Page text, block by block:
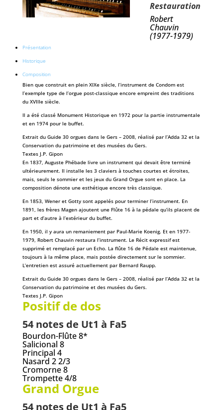
Restauration
Robert
Chauvin
(1977-1979)
Présentation
Historique
Composition
Bien que construit en plein XIXe siècle, l’instrument de Condom est
l’exemple type de l’orgue post-classique encore empreint des traditions
du XVIIIe siècle.
Il a été classé Monument Historique en 1972 pour la partie instrumentale
et en 1974 pour le buffet.
Extrait du Guide 30 orgues dans le Gers – 2008, réalisé par l’Adda 32 et la
Conservation du patrimoine et des musées du Gers.
Textes J.P. Gipon
En 1837, Auguste Phébade livre un instrument qui devait être terminé
ultérieurement. Il installe les 3 claviers à touches courtes et étroites,
mais, seuls le sommier et les jeux du Grand Orgue sont en place. La
composition dénote une esthétique encore très classique.
En 1853, Wener et Gotty sont appelés pour terminer l’instrument. En
1891, les frères Magen ajoutent une Flûte 16 à la pédale qu’ils placent de
part et d’autre à l’extérieur du buffet.
En 1950, il y aura un remaniement par Paul-Marie Koenig. Et en 1977-
1979, Robert Chauvin restaura l’instrument. Le Récit expressif est
supprimé et remplacé par un Echo. La flûte 16 de Pédale est maintenue,
toujours à la même place, mais postée directement sur le sommier.
L’entretien est assuré actuellement par Bernard Raupp.
Extrait du Guide 30 orgues dans le Gers – 2008, réalisé par l’Adda 32 et la
Conservation du patrimoine et des musées du Gers.
Textes J.P. Gipon
Positif de dos
54 notes de Ut1 à Fa5
Bourdon-Flûte 8*
Salicional 8
Principal 4
Nasard 2 2/3
Cromorne 8
Trompette 4/8
Grand Orgue
54 notes de Ut1 à Fa5